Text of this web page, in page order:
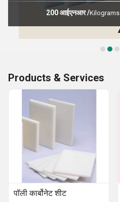
200 आईएनआर/Kilograms
Products & Services
पॉली कार्बोनेट शीट